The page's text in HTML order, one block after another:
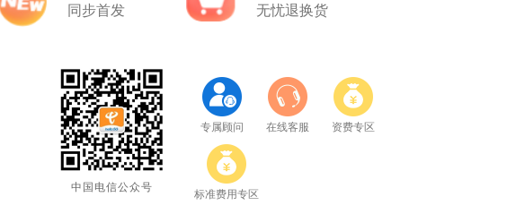
同步首发 无忧退换货
中国电信公众号
专属顾问 在线客服 资费专区
标准费用专区